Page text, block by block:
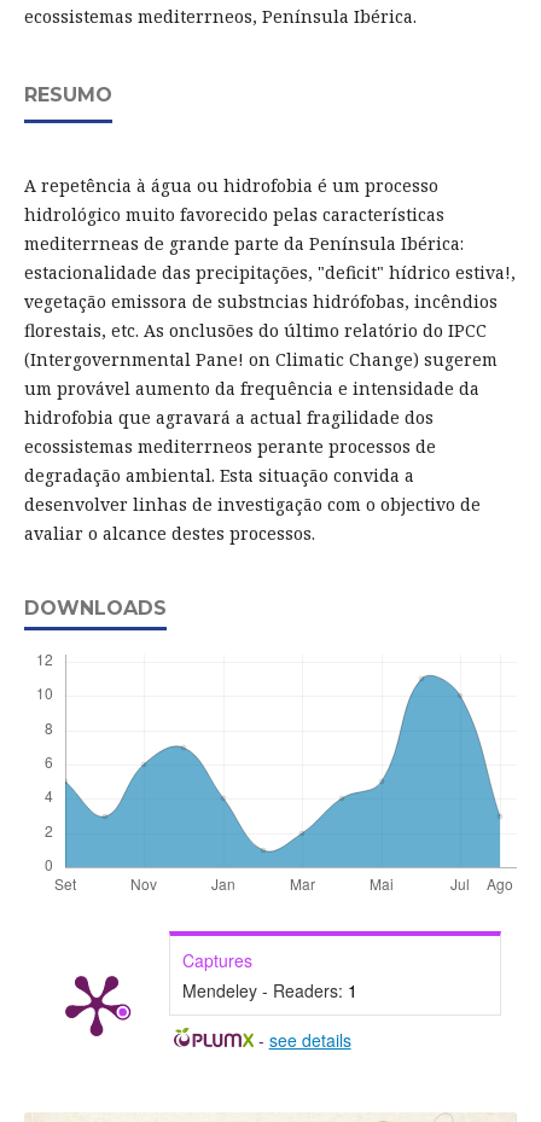
ecossistemas mediterrneos, Península Ibérica.
RESUMO
A repetência à água ou hidrofobia é um processo
hidrológico muito favorecido pelas características
mediterrneas de grande parte da Península Ibérica:
estacionalidade das precipitações, "deficit" hídrico estiva!,
vegetação emissora de substncias hidrófobas, incêndios
florestais, etc. As onclusões do último relatório do IPCC
(Intergovernmental Pane! on Climatic Change) sugerem
um provável aumento da frequência e intensidade da
hidrofobia que agravará a actual fragilidade dos
ecossistemas mediterrneos perante processos de
degradação ambiental. Esta situação convida a
desenvolver linhas de investigação com o objectivo de
avaliar o alcance destes processos.
DOWNLOADS
Captures
Mendeley - Readers: 1
- see details